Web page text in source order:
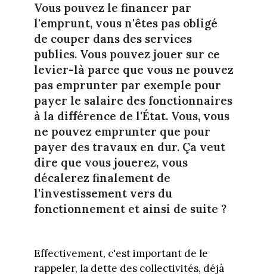
Vous pouvez le financer par
l'emprunt, vous n'êtes pas obligé
de couper dans des services
publics. Vous pouvez jouer sur ce
levier-là parce que vous ne pouvez
pas emprunter par exemple pour
payer le salaire des fonctionnaires
à la différence de l'État. Vous, vous
ne pouvez emprunter que pour
payer des travaux en dur. Ça veut
dire que vous jouerez, vous
décalerez finalement de
l'investissement vers du
fonctionnement et ainsi de suite ?
Effectivement, c'est important de le
rappeler, la dette des collectivités, déjà